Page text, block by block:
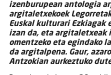
izenburupean antologia
argitaletxekoek
Euskal kulturari Ezkiagak
izan da, eta argitaletxeak
omentzeko eta egindako
da argitalpena. Gaur,
Antzokian aurkeztuko